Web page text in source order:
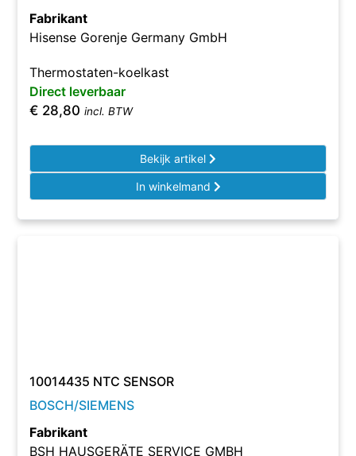
Fabrikant
Hisense Gorenje Germany GmbH
Thermostaten-koelkast
Direct leverbaar
€ 28,80 incl. BTW
Bekijk artikel
In winkelmand
10014435 NTC SENSOR
BOSCH/SIEMENS
Fabrikant
BSH HAUSGERÄTE SERVICE GMBH